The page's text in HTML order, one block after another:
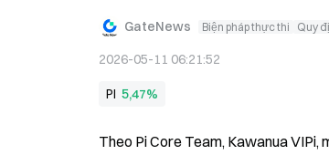
GateNews Biện pháp thực thi Quy
2026-05-11 06:21:52
PI 5,47%
Theo Pi Core Team, Kawanua